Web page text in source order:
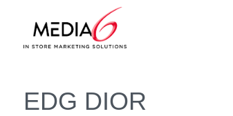
EDG DIOR